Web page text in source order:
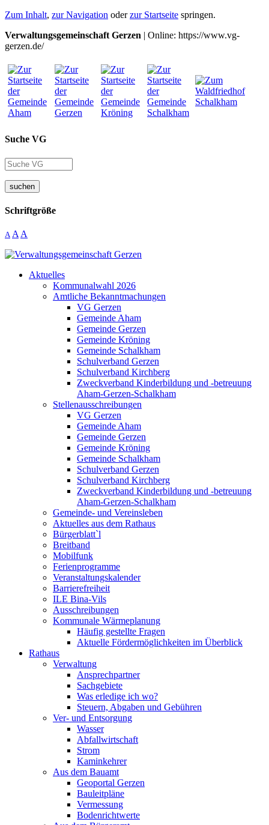
Zum Inhalt, zur Navigation oderzur Startseite springen.
Verwaltungsgemeinschaft Gerzen | Online: https://www.vg-
gerzen.de/
Suche VG
suchen
Schriftgröße
A A A
Aktuelles
Kommunalwahl 2026
Amtliche Bekanntmachungen
VG Gerzen
Gemeinde Aham
Gemeinde Gerzen
Gemeinde Kröning
Gemeinde Schalkham
Schulverband Gerzen
Schulverband Kirchberg
Zweckverband Kinderbildung und -betreuung
Aham-Gerzen-Schalkham
Stellenausschreibungen
VG Gerzen
Gemeinde Aham
Gemeinde Gerzen
Gemeinde Kröning
Gemeinde Schalkham
Schulverband Gerzen
Schulverband Kirchberg
Zweckverband Kinderbildung und -betreuung
Aham-Gerzen-Schalkham
Gemeinde- und Vereinsleben
Aktuelles aus dem Rathaus
Bürgerblatt`l
Breitband
Mobilfunk
Ferienprogramme
Veranstaltungskalender
Barrierefreiheit
ILE Bina-Vils
Ausschreibungen
Kommunale Wärmeplanung
Häufig gestellte Fragen
Aktuelle Fördermöglichkeiten im Überblick
Rathaus
Verwaltung
Ansprechpartner
Sachgebiete
Was erledige ich wo?
Steuern, Abgaben und Gebühren
Ver- und Entsorgung
Wasser
Abfallwirtschaft
Strom
Kaminkehrer
Aus dem Bauamt
Geoportal Gerzen
Bauleitpläne
Vermessung
Bodenrichtwerte